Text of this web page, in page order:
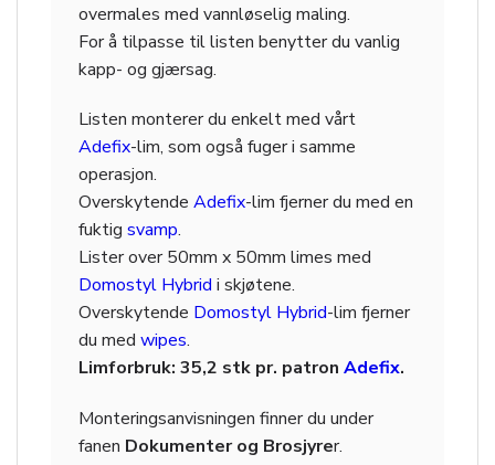
overmales med vannløselig maling.
For å tilpasse til listen benytter du vanlig
kapp- og gjærsag.
Listen monterer du enkelt med vårt
Adefix-lim, som også fuger i samme
operasjon.
Overskytende Adefix-lim fjerner du med en
fuktig svamp.
Lister over 50mm x 50mm limes med
Domostyl Hybrid i skjøtene.
Overskytende Domostyl Hybrid-lim fjerner
du med wipes.
Limforbruk: 35,2 stk pr. patron Adefix.
Monteringsanvisningen finner du under
fanen Dokumenter og Brosjyrer.